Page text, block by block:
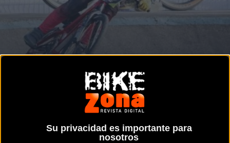
Su privacidad es importante para
nosotros
Torrevieja decidirá los nuevos campeones
de España de Pump Track